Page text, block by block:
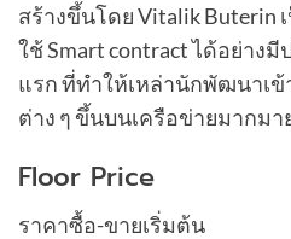
สร้างขึ้นโดย Vitalik Buterin
ใช้ Smart contract ได้อย่าง
แรก ที่ทำให้เหล่านักพัฒนาเ
ต่าง ๆ ขึ้นบนเครือข่ายมากมา
Floor Price
ราคาซื้อ-ขายเริ่มต้น